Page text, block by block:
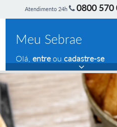
Atendimento 24h 0800 570
Meu Sebrae
Olá, entreou cadastre-se